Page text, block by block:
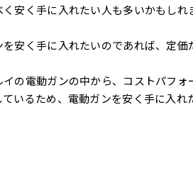
安く手に入れたい人も多いかもしれ
安く手に入れたいのであれば、定価
の電動ガンの中から、コストパフ
いるため、電動ガンを安く手に入れ